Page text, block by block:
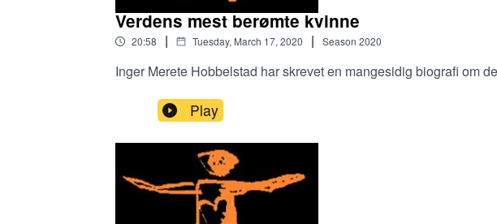
Verdens mest berømte kvinne
20:58 | Tuesday, March 17, 2020 | Season 2020
Inger Merete Hobbelstad har skrevet en mangesidig biografi om
Play